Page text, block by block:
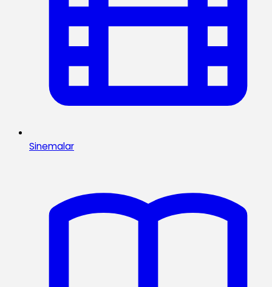
Sinemalar